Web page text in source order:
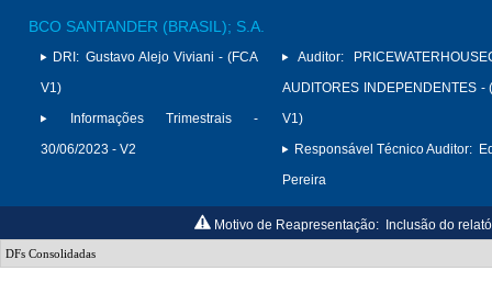
BCO SANTANDER (BRASIL); S.A.
DRI: Gustavo Alejo Viviani - (FCA
V1)
Informações Trimestrais -
30/06/2023 - V2
Auditor:
AUDITORES INDEPENDENTES -
V1)
Responsável Técnico Auditor:
Pereira
Motivo de Reapresentação: Inclusão do